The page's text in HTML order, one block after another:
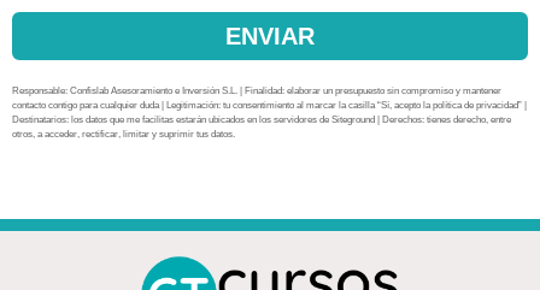
ENVIAR
Responsable: Confislab Asesoramiento e Inversión S.L. | Finalidad: elaborar un presupuesto sin compromiso y mantener
contacto contigo para cualquier duda | Legitimación: tu consentimiento al marcar la casilla “Sí, acepto la política de privacidad” |
Destinatarios: los datos que me facilitas estarán ubicados en los servidores de Siteground | Derechos: tienes derecho, entre
otros, a acceder, rectificar, limitar y suprimir tus datos.